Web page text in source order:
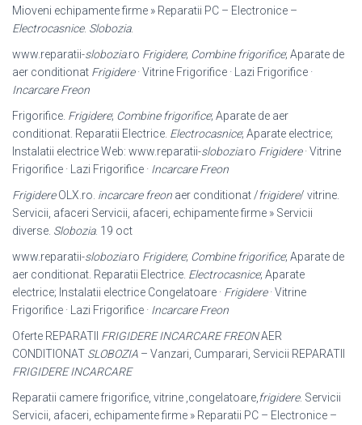
Mioveni echipamente firme » Reparatii PC – Electronice –
Electrocasnice. Slobozia.
www.reparatii-slobozia.ro Frigidere; Combine frigorifice; Aparate de
aer conditionat Frigidere· Vitrine Frigorifice · Lazi Frigorifice ·
Incarcare Freon
Frigorifice. Frigidere; Combine frigorifice; Aparate de aer
conditionat. Reparatii Electrice. Electrocasnice; Aparate electrice;
Instalatii electrice Web: www. reparatii-slobozia.ro Frigidere· Vitrine
Frigorifice · Lazi Frigorifice · Incarcare Freon
FrigidereOLX.ro. incarcare freon aer conditionat /frigidere/ vitrine.
Servicii, afaceri Servicii, afaceri, echipamente firme » Servicii
diverse. Slobozia. 19 oct
www.reparatii-slobozia.ro Frigidere; Combine frigorifice; Aparate de
aer conditionat. Reparatii Electrice. Electrocasnice; Aparate
electrice; Instalatii electrice Congelatoare · Frigidere· Vitrine
Frigorifice · Lazi Frigorifice · Incarcare Freon
Oferte REPARATII FRIGIDERE INCARCARE FREONAER
CONDITIONAT SLOBOZIA – Vanzari, Cumparari, Servicii REPARATII
FRIGIDERE INCARCARE
Reparatii camere frigorifice, vitrine ,congelatoare, frigidere. Servicii
Servicii, afaceri, echipamente firme » Reparatii PC – Electronice –